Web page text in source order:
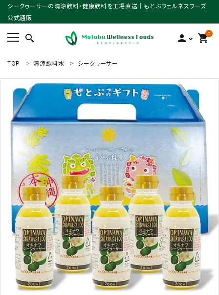
シークヮーサーの清涼飲料・健康飲料を工場直送｜もとぶウェルネスフーズ
公式通販
search person 0
shopping_cart
ACCOUNT MENU
ようこそ ゲスト 様
meeting_room ログイン person 新規会員登録
シークヮーサージュース
健康飲料
TOP 清涼飲料水 シークヮーサー